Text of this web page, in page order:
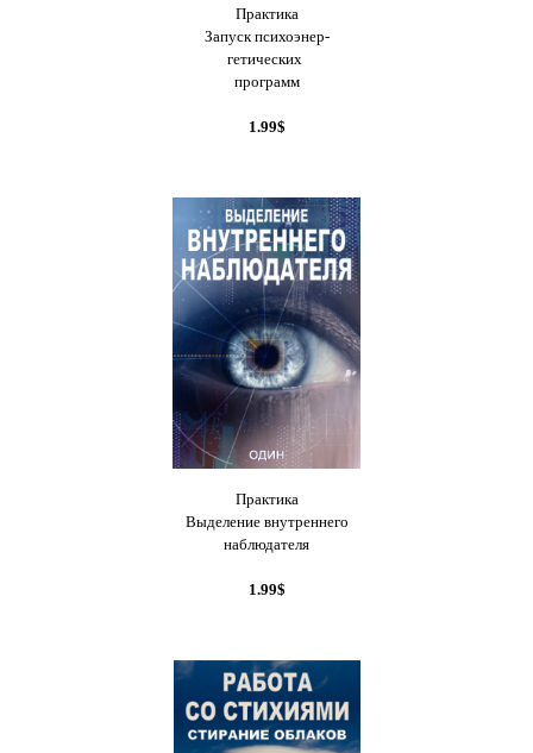
Практика
Запуск психоэнер-
гетических
программ
1.99$
Практика
Выделение внутреннего
наблюдателя
1.99$